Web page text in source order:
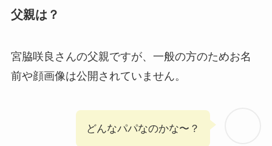
父親は？
宮脇咲良さんの父親ですが、一般の方のためお名
前や顔画像は公開されていません。
どんなパパなのかな〜？